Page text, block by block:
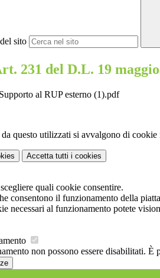
sito
231 del D.L. 19
al RUP esterno (1).pdf
questo utilizzati si avvalgono di
Accetta tutti i cookies
quali cookie consentire.
consentono il funzionamento della
necessari al funzionamento potete
non possono essere disabilitati.